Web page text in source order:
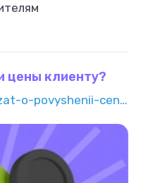
цены клиенту?
/124-kak-skazat-o-povyshenii-ceny-klientu